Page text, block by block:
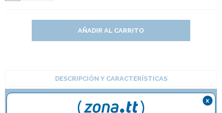
AÑADIR AL CARRITO
DESCRIPCIÓN Y CARACTERÍSTICAS
ZAPATILLAS BUTTERFLY LEZOLINE GROOVY YA
DISPONIBLES.
x